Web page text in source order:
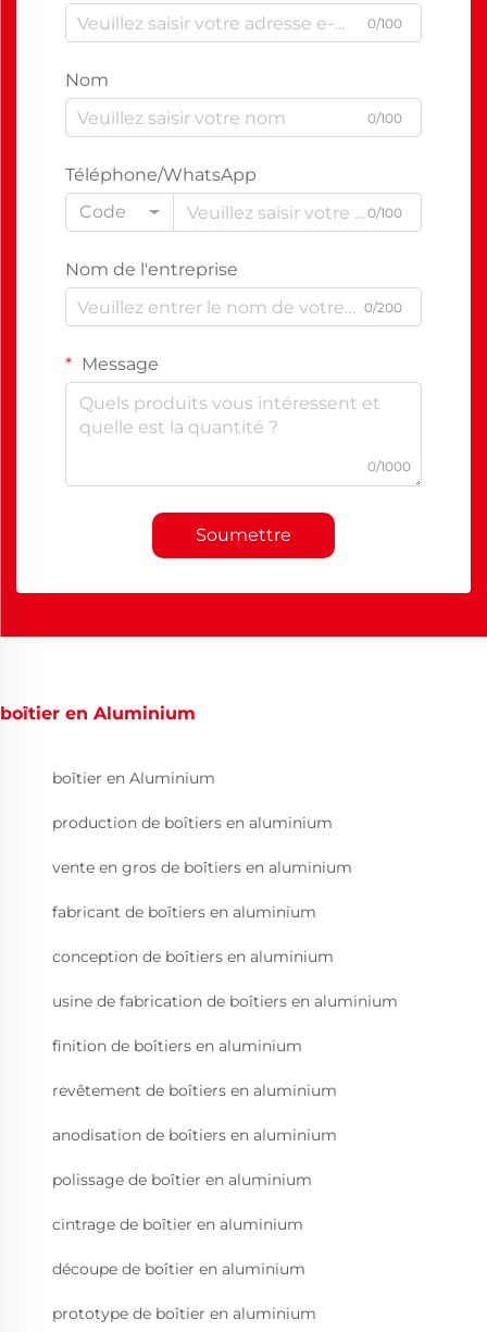
0/100
Nom
0/100
Téléphone/WhatsApp
Code
0/100
Nom de l'entreprise
0/200
Message
0/1000
Soumettre
boîtier en Aluminium
boîtier en Aluminium
production de boîtiers en aluminium
vente en gros de boîtiers en aluminium
fabricant de boîtiers en aluminium
conception de boîtiers en aluminium
usine de fabrication de boîtiers en aluminium
finition de boîtiers en aluminium
revêtement de boîtiers en aluminium
anodisation de boîtiers en aluminium
polissage de boîtier en aluminium
cintrage de boîtier en aluminium
découpe de boîtier en aluminium
prototype de boîtier en aluminium